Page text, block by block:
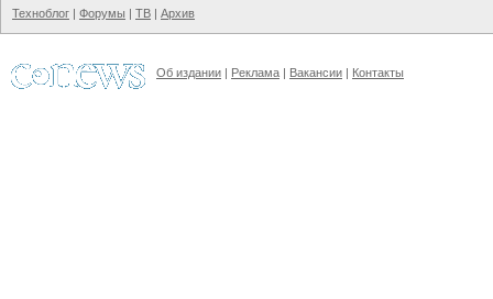
Техноблог | Форумы | ТВ | Архив
Об издании | Реклама | Вакансии | Контакты